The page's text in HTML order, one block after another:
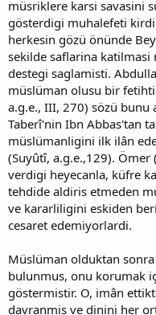
müsriklere karsi savasini
gösterdigi muhalefeti
herkesin gözü önünde
sekilde saflarina
destegi saglamisti.
müslüman olusu bir
a.g.e., III, 270) sözü bunu
Taberî'nin Ibn Abbas'tan
müslümanligini ilk ilân
(Suyûtî, a.g.e.,129).
verdigi heyecanla, küfre
tehdide aldiris etmeden
ve kararliligini eskiden
cesaret edemiyorlardi.
Müslüman olduktan
bulunmus, onu korumak
göstermistir. O, imân
davranmis ve dinini her